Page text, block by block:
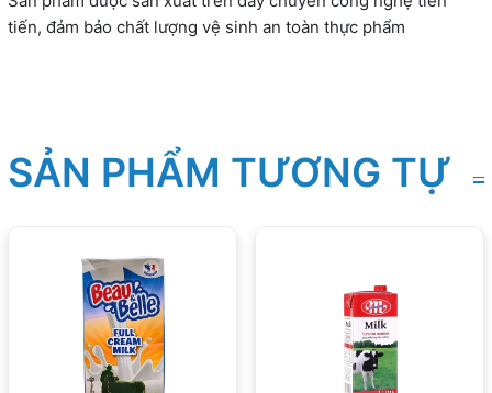
tiến, đảm bảo chất lượng vệ sinh an toàn thực phẩm
SẢN PHẨM TƯƠNG TỰ